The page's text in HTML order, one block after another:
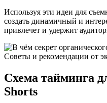
Используя эти идеи для
создать динамичный и
привлечет и удержит
Схема тайминга
Shorts